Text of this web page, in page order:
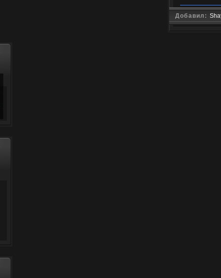
Добавил: